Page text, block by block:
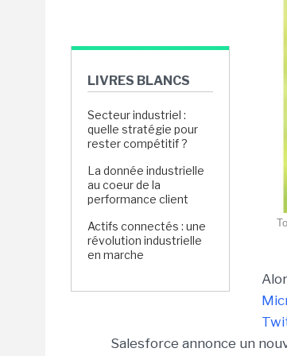
LIVRES BLANCS
Secteur industriel :
quelle stratégie pour
rester compétitif ?
La donnée industrielle
au coeur de la
performance client
Actifs connectés : une
révolution industrielle
en marche
Salesforce annonce un